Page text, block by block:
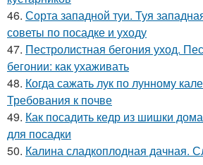
46. Сорта западной туи. Туя
советы по посадке и уходу
47. Пестролистная бегония уход.
бегонии: как ухаживать
48. Когда сажать лук по лунному
Требования к почве
49. Как посадить кедр из шишки
для посадки
50. Калина сладкоплодная дачная.